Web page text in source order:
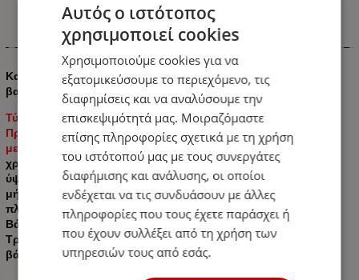
Πληροφορίες
Καρότσι εργαλείων με 3 ράφια, ενισχυμένη κατασκευή,
βαμμένη σε πούδρα
Τύπος προϊόντος: Εργαλειοθήκη με ρόδες
Προορίζεται για αποθήκευση
με ρόδες
χρώμα Μαύρο
ύψος: 760 mm.
μήκος: 700 mm.
πλάτος: 350 mm.
Βάθος ραφιού: 40 mm.
Τροχοί 4 τεμαχίων (2 περιστρεφόμενοι)
βάρος: 10 kg.
Αυτός ο ιστότοπος
χρησιμοποιεί cookies
Χρησιμοποιούμε cookies για να
εξατομικεύσουμε το περιεχόμενο, τις
διαφημίσεις και να αναλύσουμε την
επισκεψιμότητά μας. Μοιραζόμαστε
επίσης πληροφορίες σχετικά με τη χρήση
του ιστότοπού μας με τους συνεργάτες
διαφήμισης και ανάλυσης, οι οποίοι
ενδέχεται να τις συνδυάσουν με άλλες
πληροφορίες που τους έχετε παράσχει ή
που έχουν συλλέξει από τη χρήση των
υπηρεσιών τους από εσάς.